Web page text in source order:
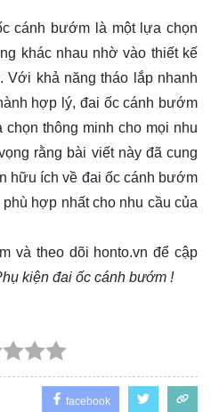
cánh bướm là một lựa chọn
khác nhau nhờ vào thiết kế
Với khả năng tháo lắp nhanh
hợp lý, đai ốc cánh bướm
thông minh cho mọi nhu
rằng bài viết này đã cung
hữu ích về đai ốc cánh bướm
hợp nhất cho nhu cầu của
và theo dõi honto.vn để cập
kiện đai ốc cánh bướm !
facebook